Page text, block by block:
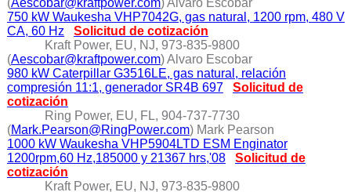
(Aescobar@kraftpower.com) Alvaro Escobar
750 kW Waukesha VHP7042G, gas natural, 1200 rpm, 480 V
CA, 60 Hz
Solicitud de cotización
Kraft Power, EU, NJ, 973-835-9800
(Aescobar@kraftpower.com) Alvaro Escobar
980 kW Caterpillar G3516LE, gas natural, relación
compresión 11:1, generador SR4B 697
Solicitud de
cotización
Ring Power, EU, FL, 904-737-7730
(Mark.Pearson@RingPower.com) Mark Pearson
1000 kW Waukesha VHP5904LTD ESM Enginator
1200rpm,60 Hz,185000 y 21367 hrs,'08
Solicitud de
cotización
Kraft Power, EU, NJ, 973-835-9800